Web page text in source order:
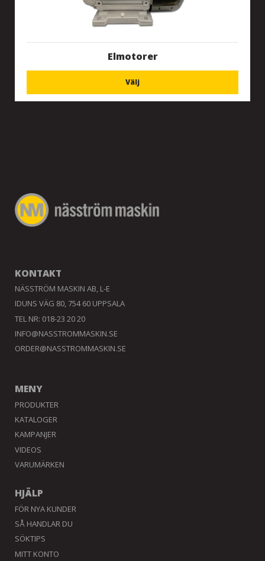
Elmotorer
Välj
KONTAKT
NÄSSTRÖM MASKIN AB, L-E
IDUNS VÄG 80, 754 60 UPPSALA
TEL NR: 018-23 20 20
INFO@NASSTROMMASKIN.SE
ORDER@NASSTROMMASKIN.SE
MENY
PRODUKTER
KATALOGER
KAMPANJER
VIDEOS
VARUMÄRKEN
HJÄLP
FÖR NYA KUNDER
SÅ HANDLAR DU
SÖKTIPS
MITT KONTO